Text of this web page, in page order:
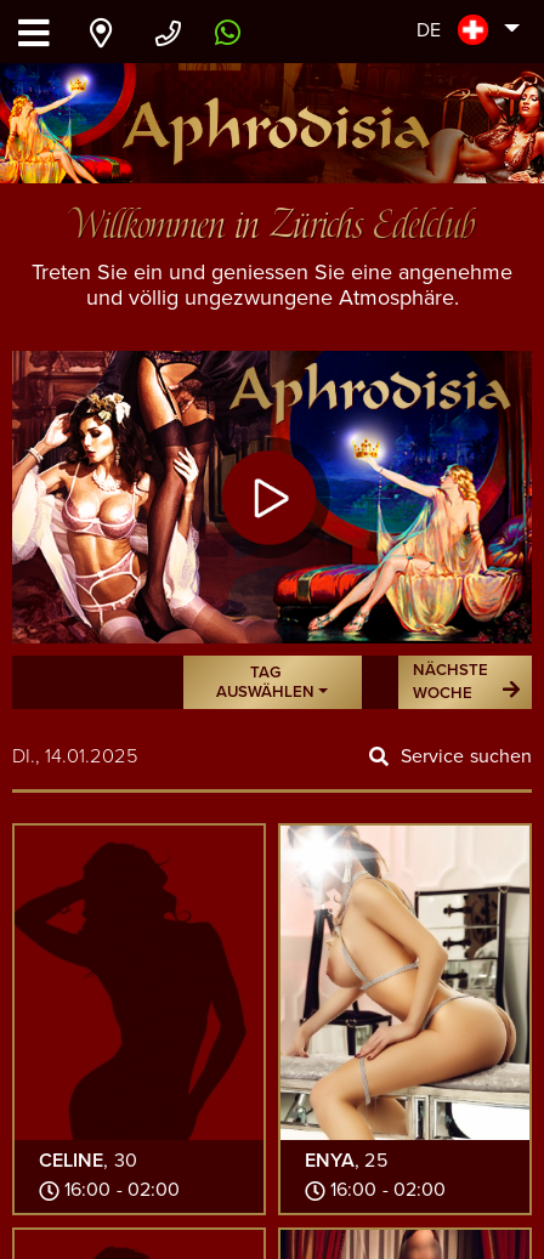
DE
Willkommen in Zürichs Edelclub
Treten Sie ein und geniessen Sie eine angenehme
und völlig ungezwungene Atmosphäre.
TAG
AUSWÄHLEN
NÄCHSTE
WOCHE
DI., 14.01.2025 Service suchen
CELINE, 30
16:00 - 02:00
ENYA, 25
16:00 - 02:00